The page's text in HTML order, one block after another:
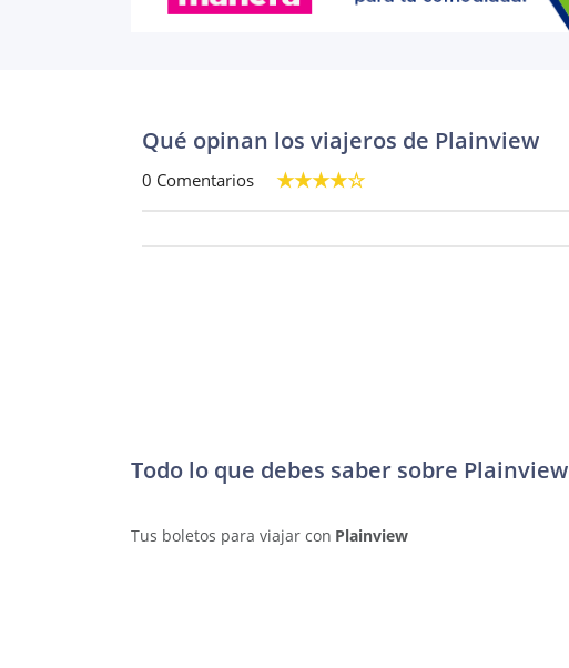
Qué opinan los viajeros de Plainview
0 Comentarios
Todo lo que debes saber sobre Plainview
Tus boletos para viajar con Plainview